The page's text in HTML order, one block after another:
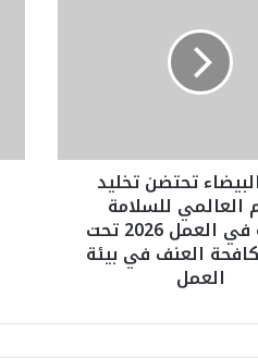
تحتضن تخليد
العالمي للسلامة
والصحة في العمل 2026 تحت
العنف في بيئة
العمل
ة